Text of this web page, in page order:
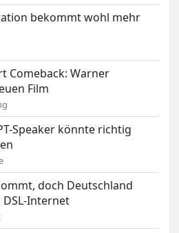
bekommt wohl mehr
Comeback: Warner
Film
Speaker könnte richtig
doch Deutschland
Internet